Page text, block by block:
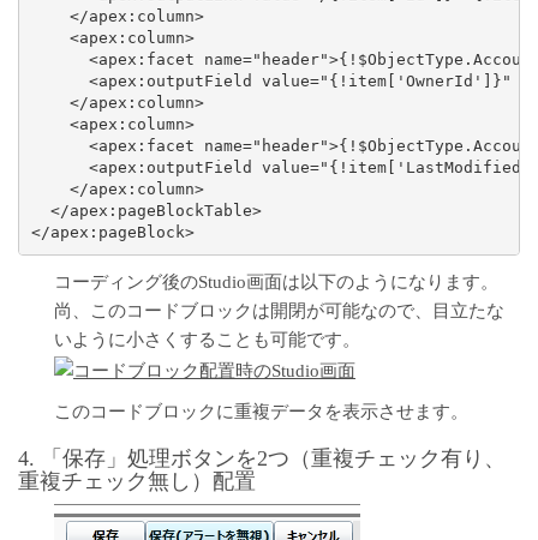
    </apex:column>
    <apex:column>
<apex:facet
<apex:outputField value="{!item['OwnerId']}" /
    </apex:column>
    <apex:column>
<apex:facet
<apex:outputField
    </apex:column>
  </apex:pageBlockTable>
</apex:pageBlock>
コーディング後のStudio画面は以下のようになります。
尚、このコードブロックは開閉が可能なので、目立たな
いように小さくすることも可能です。
このコードブロックに重複データを表示させます。
4. 「保存」処理ボタンを2つ（重複チェック有り、
重複チェック無し）配置